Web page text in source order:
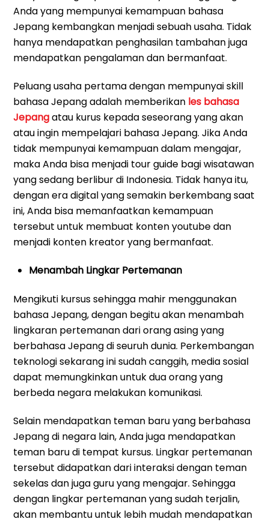
Anda yang mempunyai kemampuan bahasa
Jepang kembangkan menjadi sebuah usaha. Tidak
hanya mendapatkan penghasilan tambahan juga
mendapatkan pengalaman dan bermanfaat.
Peluang usaha pertama dengan mempunyai skill
bahasa Jepang adalah memberikan les bahasa
Jepangatau kurus kepada seseorang yang akan
atau ingin mempelajari bahasa Jepang. Jika Anda
tidak mempunyai kemampuan dalam mengajar,
maka Anda bisa menjadi tour guide bagi wisatawan
yang sedang berlibur di Indonesia. Tidak hanya itu,
dengan era digital yang semakin berkembang saat
ini, Anda bisa memanfaatkan kemampuan
tersebut untuk membuat konten youtube dan
menjadi konten kreator yang bermanfaat.
Menambah Lingkar Pertemanan
Mengikuti kursus sehingga mahir menggunakan
bahasa Jepang, dengan begitu akan menambah
lingkaran pertemanan dari orang asing yang
berbahasa Jepang di seuruh dunia. Perkembangan
teknologi sekarang ini sudah canggih, media sosial
dapat memungkinkan untuk dua orang yang
berbeda negara melakukan komunikasi.
Selain mendapatkan teman baru yang berbahasa
Jepang di negara lain, Anda juga mendapatkan
teman baru di tempat kursus. Lingkar pertemanan
tersebut didapatkan dari interaksi dengan teman
sekelas dan juga guru yang mengajar. Sehingga
dengan lingkar pertemanan yang sudah terjalin,
akan membantu untuk lebih mudah mendapatkan